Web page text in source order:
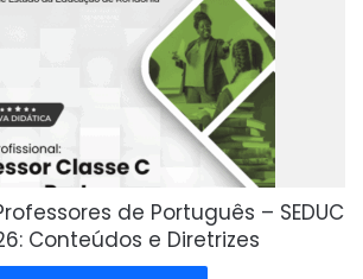
de Português – SEDUC
Conteúdos e Diretrizes